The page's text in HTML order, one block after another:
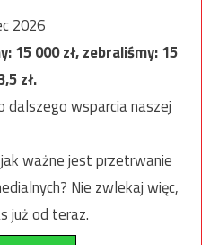
2026
15 000zł, zebraliśmy:15
zł.
dalszego wsparcia naszej
ważne jest przetrwanie
Nie zwlekaj więc,
już od teraz.